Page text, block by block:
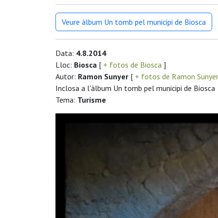
Veure àlbum Un tomb pel municipi de Biosca
Data: 4.8.2014
Lloc: Biosca [ + fotos de Biosca ]
Autor: Ramon Sunyer [ + fotos de Ramon
Inclosa a l'àlbum Un tomb pel municipi de Biosca
Tema: Turisme